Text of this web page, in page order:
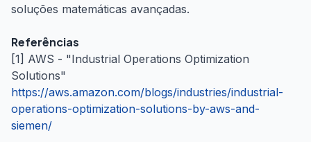
soluções matemáticas avançadas.
Referências
[1] AWS - "Industrial Operations Optimization
Solutions"
https://aws.amazon.com/blogs/industries/industrial-
operations-optimization-solutions-by-aws-and-
siemen/